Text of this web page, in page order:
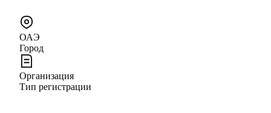
ОАЭ
Город
Организация
Тип регистрации